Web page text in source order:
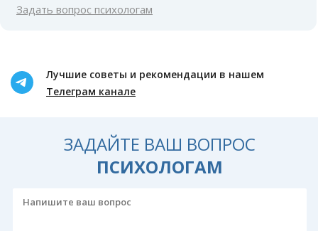
Задать вопрос психологам
Лучшие советы и рекомендации в нашем
Телеграм канале
ЗАДАЙТЕ ВАШ ВОПРОС
ПСИХОЛОГАМ